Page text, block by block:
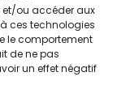
et/ou accéder aux
ces technologies
le comportement
de ne pas
un effet négatif